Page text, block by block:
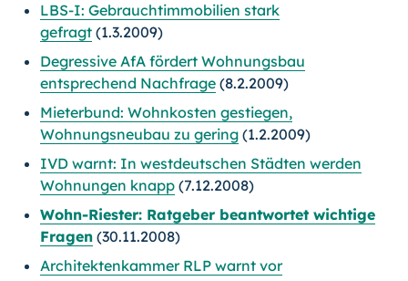
LBS-I: Gebrauchtimmobilien stark
gefragt (1.3.2009)
Degressive AfA fördert Wohnungsbau
entsprechend Nachfrage (8.2.2009)
Mieterbund: Wohnkosten gestiegen,
Wohnungsneubau zu gering (1.2.2009)
IVD warnt: In westdeutschen Städten werden
Wohnungen knapp (7.12.2008)
Wohn-Riester: Ratgeber beantwortet wichtige
Fragen (30.11.2008)
Architektenkammer RLP warnt vor